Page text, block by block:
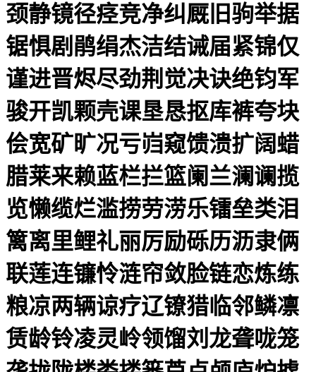
颈静镜径痉竞净纠厩旧驹举据
锯惧剧鹃绢杰洁结诫届紧锦仅
谨进晋烬尽劲荆觉决诀绝钧军
骏开凯颗壳课垦恳抠库裤夸块
侩宽矿旷况亏岿窥馈溃扩阔蜡
腊莱来赖蓝栏拦篮阑兰澜谰揽
览懒缆烂滥捞劳涝乐镭垒类泪
篱离里鲤礼丽厉励砾历沥隶俩
联莲连镰怜涟帘敛脸链恋炼练
粮凉两辆谅疗辽镣猎临邻鳞凛
赁龄铃凌灵岭领馏刘龙聋咙笼